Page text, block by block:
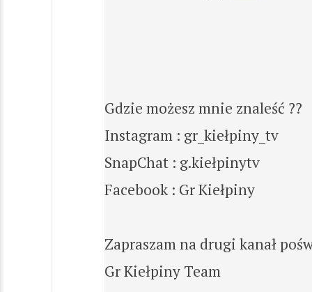
Gdzie możesz mnie znaleść ??
Instagram : gr_kiełpiny_tv
SnapChat : g.kiełpinytv
Facebook : Gr Kiełpiny
Zapraszam na drugi kanał
Gr Kiełpiny Team